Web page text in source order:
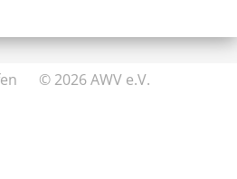
© 2026 AWV e.V.